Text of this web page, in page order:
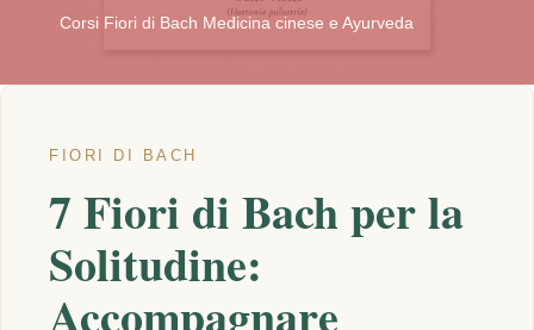
Corsi Fiori di Bach Medicina cinese e Ayurveda
FIORI DI BACH
7 Fiori di Bach per la
Solitudine:
Accompagnare